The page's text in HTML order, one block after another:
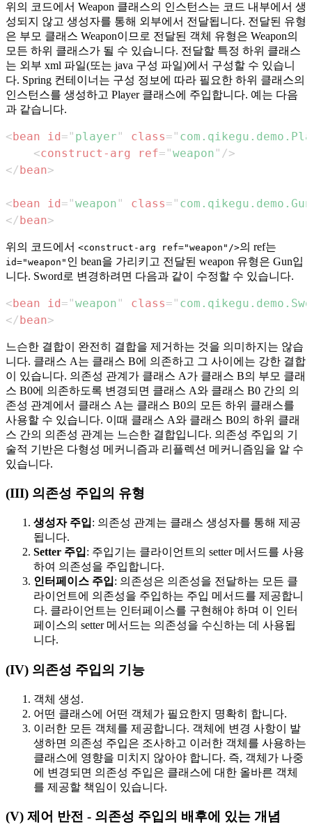
위의 코드에서 Weapon 클래스의 인스턴스는 코드 내부에서 생
성되지 않고 생성자를 통해 외부에서 전달됩니다. 전달된 유형
은 부모 클래스 Weapon이므로 전달된 객체 유형은 Weapon의
모든 하위 클래스가 될 수 있습니다. 전달할 특정 하위 클래스
는 외부 xml 파일(또는 java 구성 파일)에서 구성할 수 있습니
다. Spring 컨테이너는 구성 정보에 따라 필요한 하위 클래스의
인스턴스를 생성하고 Player 클래스에 주입합니다. 예는 다음
과 같습니다.
<bean id= " player " class= "
<construct-arg ref= "weapon " />
</bean>
<bean id= "weapon " class= " com.qikegu.demo.Gun
</bean>
위의 코드에서 <construct-arg ref="weapon"/>의 ref는
id="weapon" 인 bean을 가리키고 전달된 weapon 유형은 Gun입
니다. Sword로 변경하려면 다음과 같이 수정할 수 있습니다.
<bean id= "weapon " class= "
</bean>
느슨한 결합이 완전히 결합을 제거하는 것을 의미하지는 않습
니다. 클래스 A는 클래스 B에 의존하고 그 사이에는 강한 결합
이 있습니다. 의존성 관계가 클래스 A가 클래스 B의 부모 클래
스 B0에 의존하도록 변경되면 클래스 A와 클래스 B0 간의 의
존성 관계에서 클래스 A는 클래스 B0의 모든 하위 클래스를
사용할 수 있습니다. 이때 클래스 A와 클래스 B0의 하위 클래
스 간의 의존성 관계는 느슨한 결합입니다. 의존성 주입의 기
술적 기반은 다형성 메커니즘과 리플렉션 메커니즘임을 알 수
있습니다.
(III) 의존성 주입의 유형
생성자 주입: 의존성 관계는 클래스 생성자를 통해 제공
됩니다.
Setter 주입: 주입기는 클라이언트의 setter 메서드를 사용
하여 의존성을 주입합니다.
인터페이스 주입: 의존성은 의존성을 전달하는 모든 클
라이언트에 의존성을 주입하는 주입 메서드를 제공합니
다. 클라이언트는 인터페이스를 구현해야 하며 이 인터
페이스의 setter 메서드는 의존성을 수신하는 데 사용됩
니다.
(IV) 의존성 주입의 기능
객체 생성.
어떤 클래스에 어떤 객체가 필요한지 명확히 합니다.
이러한 모든 객체를 제공합니다. 객체에 변경 사항이 발
생하면 의존성 주입은 조사하고 이러한 객체를 사용하는
클래스에 영향을 미치지 않아야 합니다. 즉, 객체가 나중
에 변경되면 의존성 주입은 클래스에 대한 올바른 객체
를 제공할 책임이 있습니다.
(V) 제어 반전 - 의존성 주입의 배후에 있는 개념